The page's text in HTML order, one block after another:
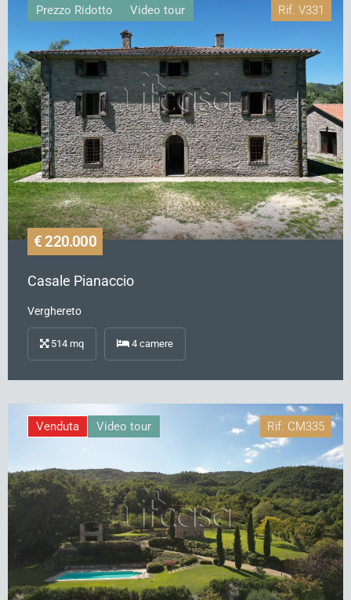
Prezzo Ridotto Video tour Rif. V331
€ 220.000
Casale Pianaccio
Verghereto
514 mq 4 camere
Venduta Video tour Rif. CM335